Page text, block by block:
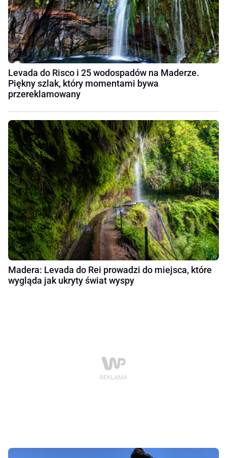
Levada do Risco i 25 wodospadów na Maderze.
Piękny szlak, który momentami bywa
przereklamowany
Madera: Levada do Rei prowadzi do miejsca, które
wygląda jak ukryty świat wyspy